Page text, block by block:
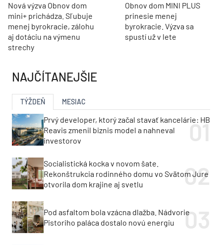
Nová výzva Obnov dom
mini+ prichádza. Sľubuje
menej byrokracie, zálohu
aj dotáciu na výmenu
strechy
Obnov dom MINI PLUS
prinesie menej
byrokracie. Výzva sa
spustí už v lete
NAJČÍTANEJŠIE
TÝŽDEŇ MESIAC
Prvý developer, ktorý začal stavať kancelárie: HB
Reavis zmenil biznis model a nahneval
investorov
Socialistická kocka v novom šate.
Rekonštrukcia rodinného domu vo Svätom Jure
otvorila dom krajine aj svetlu
Pod asfaltom bola vzácna dlažba. Nádvorie
Pistoriho paláca dostalo novú energiu